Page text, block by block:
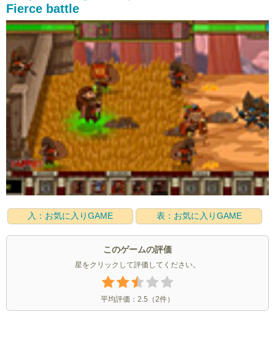
Fierce battle
入：お気に入りGAME 表：お気に入りGAME
このゲームの評価
星をクリックして評価してください。
平均評価： 2.5 （2件）